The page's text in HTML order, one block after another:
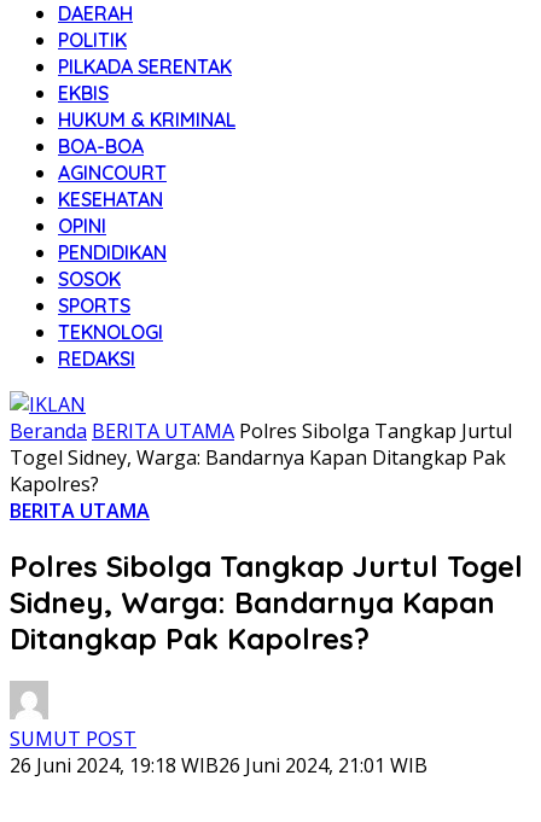
DAERAH
POLITIK
PILKADA SERENTAK
EKBIS
HUKUM & KRIMINAL
BOA-BOA
AGINCOURT
KESEHATAN
OPINI
PENDIDIKAN
SOSOK
SPORTS
TEKNOLOGI
REDAKSI
Beranda BERITA UTAMA Polres Sibolga Tangkap Jurtul
Togel Sidney, Warga: Bandarnya Kapan Ditangkap Pak
Kapolres?
BERITA UTAMA
Polres Sibolga Tangkap Jurtul Togel
Sidney, Warga: Bandarnya Kapan
Ditangkap Pak Kapolres?
SUMUT POST
26 Juni 2024, 19:18 WIB26 Juni 2024, 21:01 WIB